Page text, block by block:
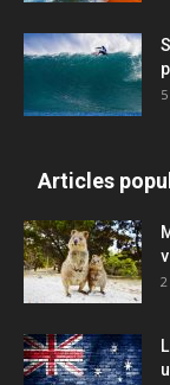
Articles